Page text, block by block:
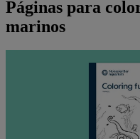
Páginas para
marinos